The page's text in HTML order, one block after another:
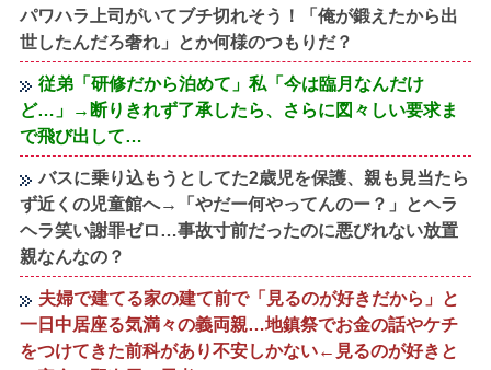
パワハラ上司がいてブチ切れそう！「俺が鍛えたから出
世したんだろ奢れ」とか何様のつもりだ？
従弟「研修だから泊めて」私「今は臨月なんだけ
ど…」→断りきれず了承したら、さらに図々しい要求ま
で飛び出して…
バスに乗り込もうとしてた2歳児を保護、親も見当たら
ず近くの児童館へ→「やだー何やってんのー？」とヘラ
ヘラ笑い謝罪ゼロ…事故寸前だったのに悪びれない放置
親なんなの？
夫婦で建てる家の建て前で「見るのが好きだから」と
一日中居座る気満々の義両親…地鎮祭でお金の話やケチ
をつけてきた前科があり不安しかない←見るのが好きと